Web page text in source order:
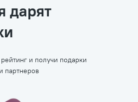
дарят
и получи подарки
партнеров